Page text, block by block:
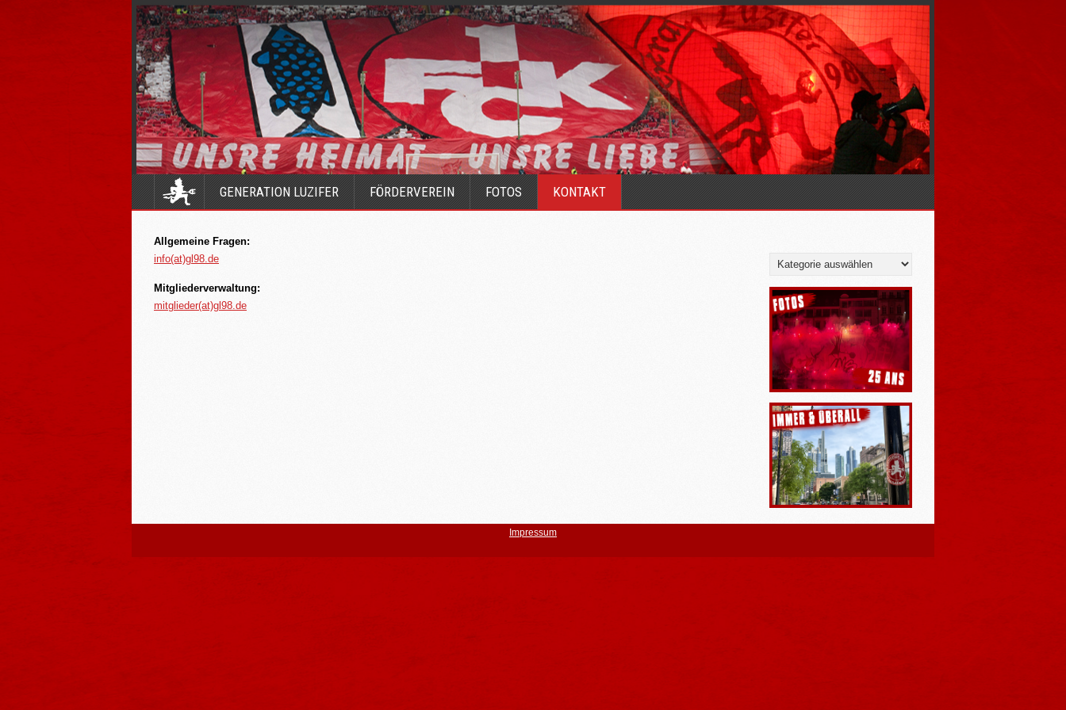
GENERATION LUZIFER FÖRDERVEREIN FOTOS KONTAKT
Allgemeine Fragen:
info(at)gl98.de
Mitgliederverwaltung:
mitglieder(at)gl98.de
Impressum